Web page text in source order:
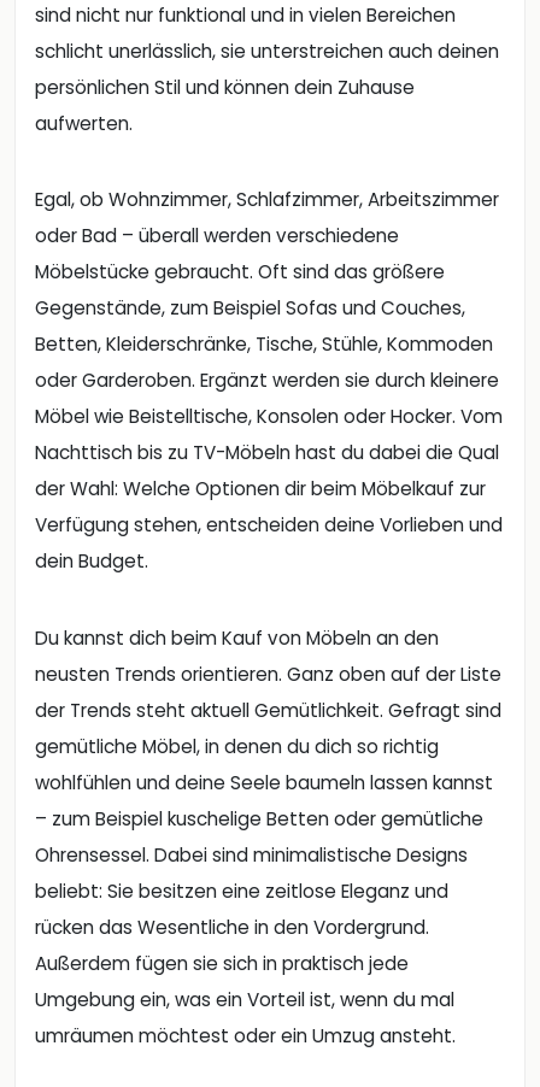
sind nicht nur funktional und in vielen Bereichen
schlicht unerlässlich, sie unterstreichen auch deinen
persönlichen Stil und können dein Zuhause
aufwerten.
Egal, ob Wohnzimmer, Schlafzimmer, Arbeitszimmer
oder Bad – überall werden verschiedene
Möbelstücke gebraucht. Oft sind das größere
Gegenstände, zum Beispiel Sofas und Couches,
Betten, Kleiderschränke, Tische, Stühle, Kommoden
oder Garderoben. Ergänzt werden sie durch kleinere
Möbel wie Beistelltische, Konsolen oder Hocker. Vom
Nachttisch bis zu TV-Möbeln hast du dabei die Qual
der Wahl: Welche Optionen dir beim Möbelkauf zur
Verfügung stehen, entscheiden deine Vorlieben und
dein Budget.
Du kannst dich beim Kauf von Möbeln an den
neusten Trends orientieren. Ganz oben auf der Liste
der Trends steht aktuell Gemütlichkeit. Gefragt sind
gemütliche Möbel, in denen du dich so richtig
wohlfühlen und deine Seele baumeln lassen kannst
– zum Beispiel kuschelige Betten oder gemütliche
Ohrensessel. Dabei sind minimalistische Designs
beliebt: Sie besitzen eine zeitlose Eleganz und
rücken das Wesentliche in den Vordergrund.
Außerdem fügen sie sich in praktisch jede
Umgebung ein, was ein Vorteil ist, wenn du mal
umräumen möchtest oder ein Umzug ansteht.